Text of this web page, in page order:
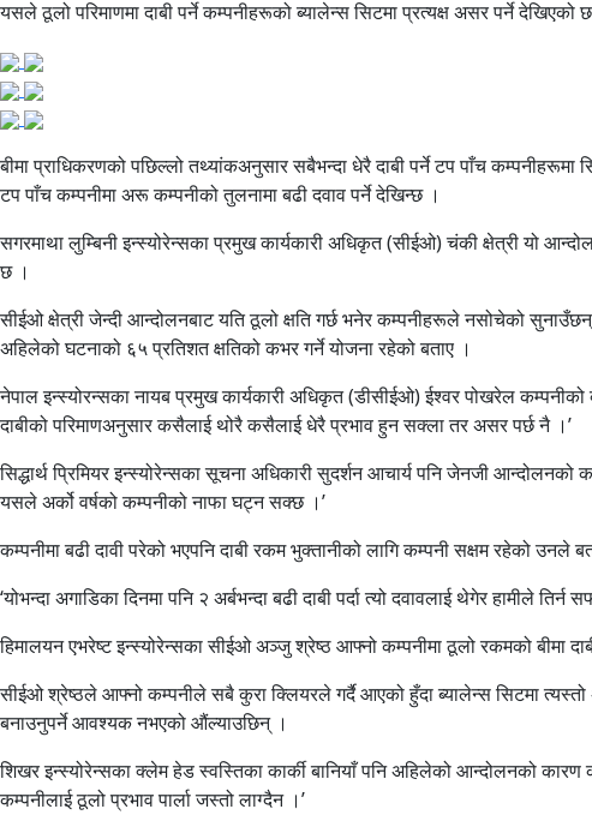
यसले ठूलो परिमाणमा दाबी पर्ने कम्पनीहरूको ब्यालेन्स सिटमा प्रत्यक्ष असर पर्ने देखिएको
बीमा प्राधिकरणको पछिल्लो तथ्यांकअनुसार सबैभन्दा धेरै दाबी पर्ने टप पाँच
टप पाँच कम्पनीमा अरू कम्पनीको तुलनामा बढी दवाव पर्ने देखिन्छ ।
सगरमाथा लुम्बिनी इन्स्योरेन्सका प्रमुख कार्यकारी अधिकृत (सीईओ) चंकी क्षेत्री यो
छ ।
सीईओ क्षेत्री जेन्दी आन्दोलनबाट यति ठूलो क्षति गर्छ भनेर कम्पनीहरूले नसोचेको सुनाउँछन्
अहिलेको घटनाको ६५ प्रतिशत क्षतिको कभर गर्ने योजना रहेको बताए ।
नेपाल इन्स्योरन्सका नायब प्रमुख कार्यकारी अधिकृत (डीसीईओ) ईश्वर पोखरेल कम्पनीको
दाबीको परिमाणअनुसार कसैलाई थोरै कसैलाई धेरै प्रभाव हुन सक्ला तर असर पर्छ नै ।’
सिद्धार्थ प्रिमियर इन्स्योरेन्सका सूचना अधिकारी सुदर्शन आचार्य पनि जेनजी
यसले अर्को वर्षको कम्पनीको नाफा घट्न सक्छ ।’
कम्पनीमा बढी दावी परेको भएपनि दाबी रकम भुक्तानीको लागि कम्पनी सक्षम रहेको
‘योभन्दा अगाडिका दिनमा पनि २ अर्बभन्दा बढी दाबी पर्दा त्यो दवावलाई थेगेर हामीले
हिमालयन एभरेष्ट इन्स्योरेन्सका सीईओ अञ्जु श्रेष्ठ आफ्नो कम्पनीमा ठूलो रकमको बीमा
सीईओ श्रेष्ठले आफ्नो कम्पनीले सबै कुरा क्लियरले गर्दै आएको हुँदा ब्यालेन्स सिटमा त्यस्तो
बनाउनुपर्ने आवश्यक नभएको औंल्याउछिन् ।
शिखर इन्स्योरेन्सका क्लेम हेड स्वस्तिका कार्की बानियाँ पनि अहिलेको आन्दोलनको कारण
कम्पनीलाई ठूलो प्रभाव पार्ला जस्तो लाग्दैन ।’